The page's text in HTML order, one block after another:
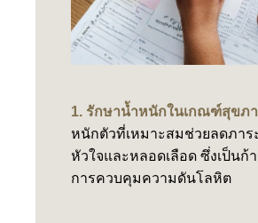
1. รักษาน้ำหนักในเกณฑ์สุขภ
หนักตัวที่เหมาะสมช่วยลดภาร
หัวใจและหลอดเลือด ซึ่งเป็นก้
การควบคุมความดันโลหิต